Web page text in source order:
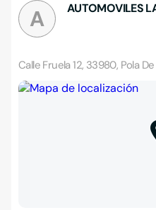
A AUTOMOVILES
Calle Fruela 12, 33980, Pola